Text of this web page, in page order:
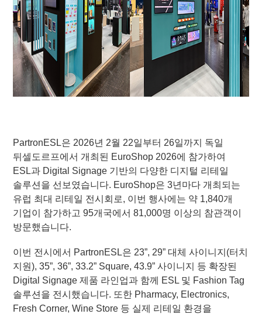
PartronESL은 2026년 2월 22일부터 26일까지 독일
뒤셀도르프에서 개최된 EuroShop 2026에 참가하여
ESL과 Digital Signage 기반의 다양한 디지털 리테일
솔루션을 선보였습니다. EuroShop은 3년마다 개최되는
유럽 최대 리테일 전시회로, 이번 행사에는 약 1,840개
기업이 참가하고 95개국에서 81,000명 이상의 참관객이
방문했습니다.
이번 전시에서 PartronESL은 23”, 29” 대체 사이니지(터치
지원), 35”, 36”, 33.2” Square, 43.9” 사이니지 등 확장된
Digital Signage 제품 라인업과 함께 ESL 및 Fashion Tag
솔루션을 전시했습니다. 또한 Pharmacy, Electronics,
Fresh Corner, Wine Store 등 실제 리테일 환경을